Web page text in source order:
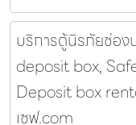
บริการตู้นิรภัยช่อ
deposit box,
Deposit box
เซฟ.com